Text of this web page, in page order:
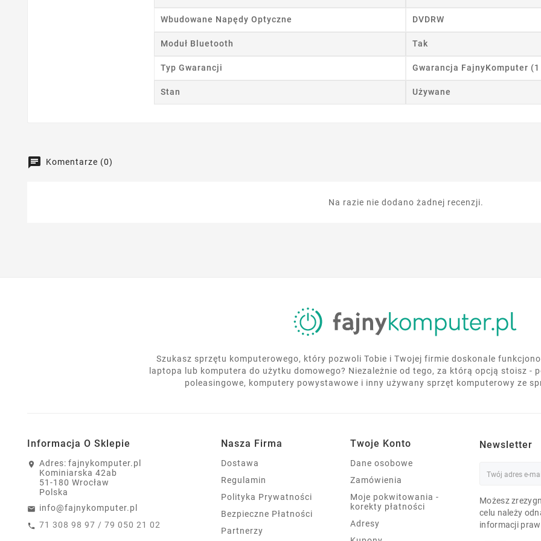
Wbudowane Napędy Optyczne DVDRW
Moduł Bluetooth Tak
Typ Gwarancji Gwarancja FajnyKomputer (1
Stan Używane
Komentarze (0)
Na razie nie dodano żadnej recenzji.
Szukasz sprzętu komputerowego, który pozwoli Tobie i Twojej firmie doskonale
laptopa lub komputera do użytku domowego? Niezależnie od tego, za którą opcją stoisz -
poleasingowe, komputery powystawowe i inny używany sprzęt komputerowy ze
Informacja O Sklepie
Adres: fajnykomputer.pl
Kominiarska 42ab
51-180 Wrocław
Polska
info@fajnykomputer.pl
71 308 98 97 / 79 050 21 02
Nasza Firma
Dostawa
Regulamin
Polityka Prywatności
Bezpieczne Płatności
Partnerzy
Twoje Konto
Dane osobowe
Zamówienia
Moje pokwitowania -
korekty płatności
Adresy
Newsletter
Możesz
celu należy
informacji